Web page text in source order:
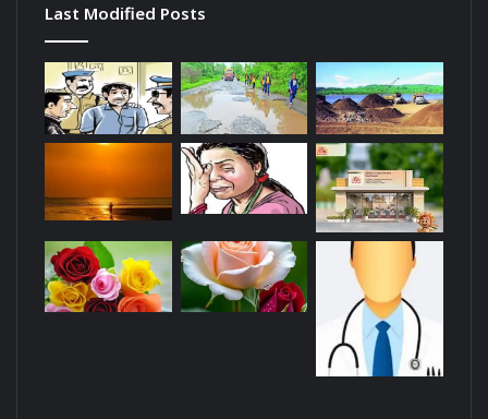
Last Modified Posts